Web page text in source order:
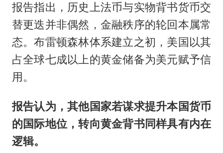
报告指出，历史上法币与实物背书货币交
替更迭并非偶然，金融秩序的轮回本属常
态。布雷顿森林体系建立之初，美国以其
占全球七成以上的黄金储备为美元赋予信
用。
报告认为，其他国家若谋求提升本国货币
的国际地位，转向黄金背书同样具有内在
逻辑。